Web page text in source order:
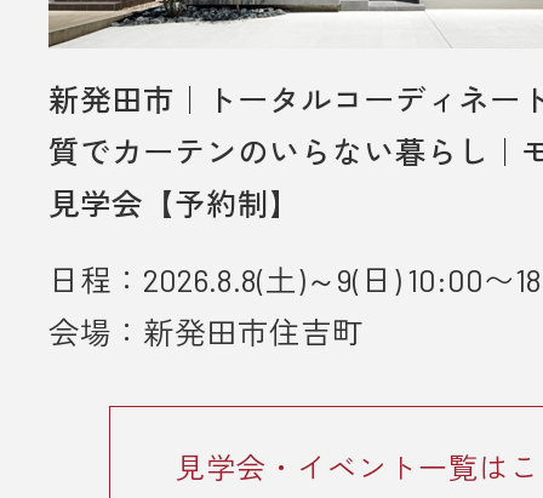
新発田市｜トータルコーディネー
質でカーテンのいらない暮らし｜
見学会【予約制】
日程：2026.8.8(土)～9(日) 10:00〜
会場：新発田市住吉町
見学会・イベント一覧は